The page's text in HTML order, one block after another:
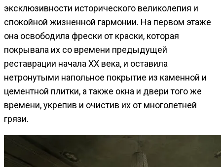
эксклюзивности исторического великолепия и
спокойной жизненной гармонии. На первом этаже
она освободила фрески от краски, которая
покрывала их со времени предыдущей
реставрации начала XX века, и оставила
нетронутыми напольное покрытие из каменной и
цементной плитки, а также окна и двери того же
времени, укрепив и очистив их от многолетней
грязи.